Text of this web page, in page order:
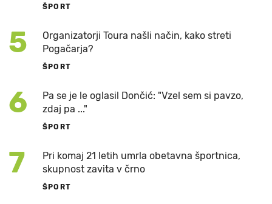
ŠPORT
5
Organizatorji Toura našli način, kako streti
Pogačarja?
ŠPORT
6
Pa se je le oglasil Dončić: "Vzel sem si pavzo,
zdaj pa ..."
ŠPORT
7
Pri komaj 21 letih umrla obetavna športnica,
skupnost zavita v črno
ŠPORT